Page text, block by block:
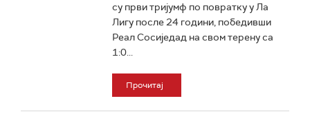
су први тријумф по повратку у Ла
Лигу после 24 години, победивши
Реал Сосиједад на свом терену са
1:0...
Прочитај